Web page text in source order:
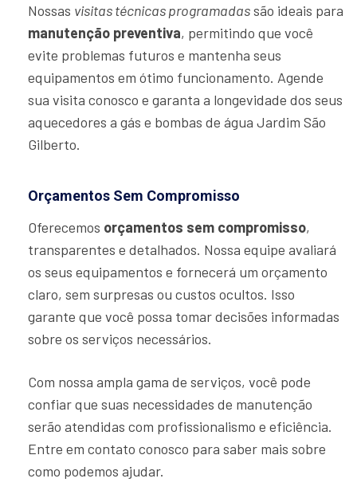
Nossas visitas técnicas programadassão ideais para
manutenção preventiva, permitindo que você
evite problemas futuros e mantenha seus
equipamentos em ótimo funcionamento. Agende
sua visita conosco e garanta a longevidade dos seus
aquecedores a gás e bombas de água Jardim São
Gilberto.
Orçamentos Sem Compromisso
Oferecemos orçamentos sem compromisso,
transparentes e detalhados. Nossa equipe avaliará
os seus equipamentos e fornecerá um orçamento
claro, sem surpresas ou custos ocultos. Isso
garante que você possa tomar decisões informadas
sobre os serviços necessários.
Com nossa ampla gama de serviços, você pode
confiar que suas necessidades de manutenção
serão atendidas com profissionalismo e eficiência.
Entre em contato conosco para saber mais sobre
como podemos ajudar.